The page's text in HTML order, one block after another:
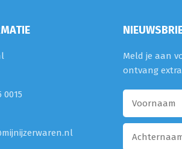
0015
Meld je aan
ontvang